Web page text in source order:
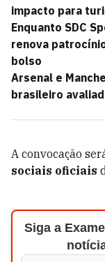
impacto para
Enquanto SDC
renova
bolso
Arsenal e
brasileiro
A convocação
sociais oficiais
Siga a